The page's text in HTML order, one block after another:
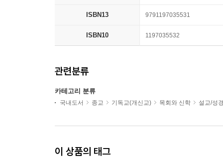
ISBN13 9791197035531
ISBN10 1197035532
관련분류
카테고리 분류
국내도서 종교 기독교(개신교) 목회와 신학 설교/성
이 상품의 태그